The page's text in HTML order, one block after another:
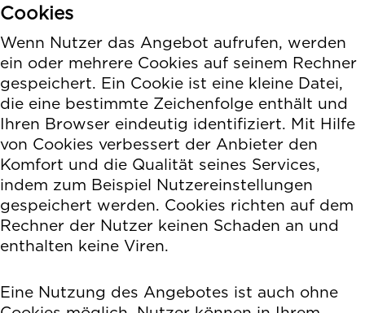
Cookies
Wenn Nutzer das Angebot aufrufen, werden
ein oder mehrere Cookies auf seinem Rechner
gespeichert. Ein Cookie ist eine kleine Datei,
die eine bestimmte Zeichenfolge enthält und
Ihren Browser eindeutig identifiziert. Mit Hilfe
von Cookies verbessert der Anbieter den
Komfort und die Qualität seines Services,
indem zum Beispiel Nutzereinstellungen
gespeichert werden. Cookies richten auf dem
Rechner der Nutzer keinen Schaden an und
enthalten keine Viren.
Eine Nutzung des Angebotes ist auch ohne